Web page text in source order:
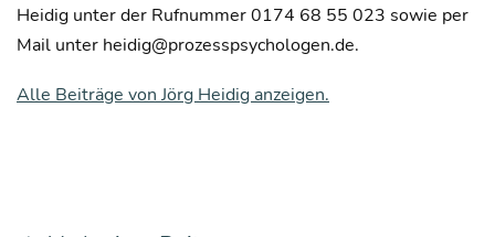
Heidig unter der Rufnummer 0174 68 55 023 sowie per
Mail unter heidig@prozesspsychologen.de.
Alle Beiträge von Jörg Heidig anzeigen.